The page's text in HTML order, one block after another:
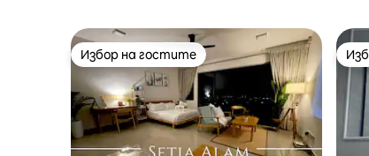
Избор на гостите
Избор на гостите